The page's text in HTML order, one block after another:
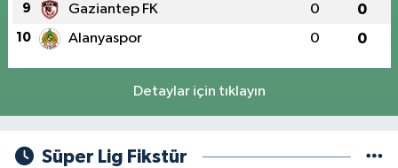
9 Gaziantep FK 0 0
10 Alanyaspor 0 0
Detaylar için tıklayın
Süper Lig Fikstür